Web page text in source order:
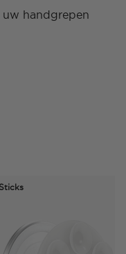
uw handgrepen